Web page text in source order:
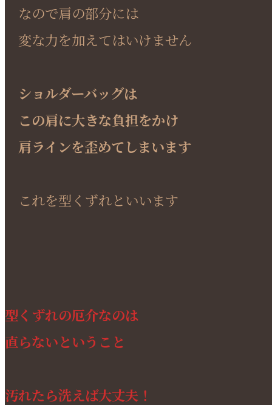
なので肩の部分には
変な力を加えてはいけません
ショルダーバッグは
この肩に大きな負担をかけ
肩ラインを歪めてしまいます
これを型くずれといいます
型くずれの厄介なのは
直らないということ
汚れたら洗えば大丈夫！